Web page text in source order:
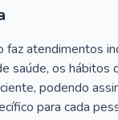
faz atendimentos
saúde, os hábitos
podendo
para cada